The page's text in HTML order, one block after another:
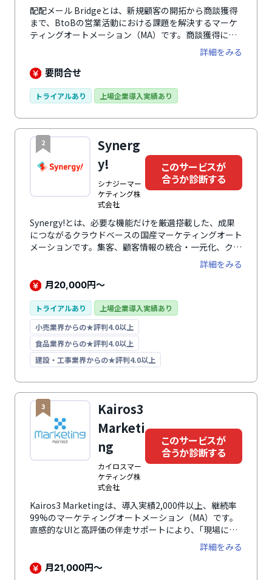
配配メール Bridgeとは、新規顧客の開拓から商談獲得
まで、BtoBの営業活動における課題を解決するマーケ
ティングオートメーション（MA）です。商談獲得に特
化した機能や、シンプルな設定画面に加え、専任のスタ
ッフによる手厚い無償支援により、MAの導入がはじめ
ての企業でも安心して利用できます。ノウハウ提供によ
成功事例や要望を取り入れてサービスを改善することで
詳細をみる
要問合せ
トライアルあり 上場企業導入実績あり
2
Synerg
y!
シナジーマー
ケティング株
式会社
このサービスが
合うか診断する
Synergy!とは、必要な機能だけを厳選搭載した、成果
につながるクラウドベースの国産マーケティングオート
メーションです。集客、顧客情報の統合・一元化、クロ
スチャネル・メッセージング、分析まで、マーケティン
グ課題を解決するソリューションがあらゆる活動をサポ
ートします。操作性抜群のシンプルな画面デザインはマ
また、細やかな権限設定・操作ログ・強制ログオフ・二
重ログイン検知などを利用できる堅牢なセキュリティを
備えています。さらに、顧客満足度90%を獲得する無
料サポートセンターも完備。ニーズに合わせたプランや
設定を提案する活動支援サービスも利用可能です。
詳細をみる
月20,000円～
トライアルあり
上場企業導入実績あり
小売業界からの★評判4.0以上
食品業界からの★評判4.0以上
建設・工事業界からの★評判4.0以上
3
Kairos3
Marketi
ng
カイロスマー
ケティング株
式会社
このサービスが
合うか診断する
Kairos3 Marketingは、導入実績2,000件以上、継続率
99%のマーケティングオートメーション（MA）です。
直感的なUIと高評価の伴走サポートにより、｢現場に定
着しやすいMA｣として、規模を問わず多くの企業に利用
されています。名刺データの取り込みやメール作成はAI
がサポート。マーケティング施策の効率化はもちろん、
詳細をみる
月21,000円～